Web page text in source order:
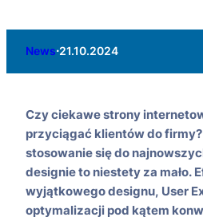
News·21.10.2024
Czy ciekawe strony
przyciągać klientów do
stosowanie się do
designie to niestety za mało.
wyjątkowego designu, User
optymalizacji pod kątem